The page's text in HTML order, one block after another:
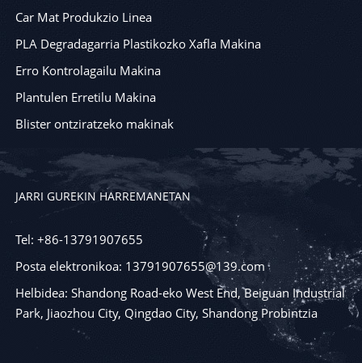
Car Mat Produkzio Linea
PLA Degradagarria Plastikozko Xafla Makina
Erro Kontrolagailu Makina
Plantulen Erretilu Makina
Blister ontziratzeko makinak
JARRI GUREKIN HARREMANETAN
Tel: +86-13791907655
Posta elektronikoa: 13791907655@139.com
Helbidea: Shandong Road-eko West End, Beiguan Industrial
Park, Jiaozhou City, Qingdao City, Shandong Probintzia